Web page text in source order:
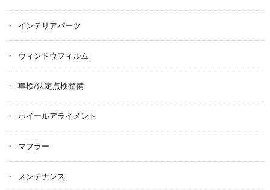
インテリアパーツ
ウィンドウフィルム
車検/法定点検整備
ホイールアライメント
マフラー
メンテナンス